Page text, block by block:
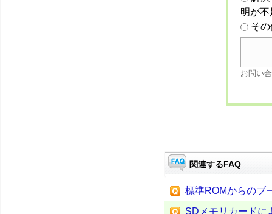
明が
そ
お問い
関連するFAQ
標準ROMからのブ
SDメモリカードに